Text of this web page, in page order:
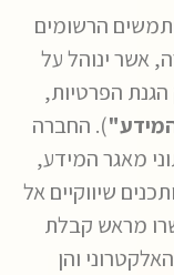
הרשומים
אשר ינוהל על
הפרטיות,
). החברה
מאגר המידע,
שיווקיים אל
מראש קבלת
והן